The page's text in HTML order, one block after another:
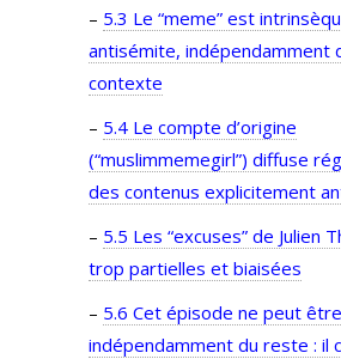
– 5.3 Le “meme” est
antisémite, indépendamment
contexte
– 5.4 Le compte d’origine
(“muslimmemegirl”) diffuse
des contenus explicitement
– 5.5 Les “excuses” de Julien
trop partielles et biaisées
– 5.6 Cet épisode ne peut
indépendamment du reste : il